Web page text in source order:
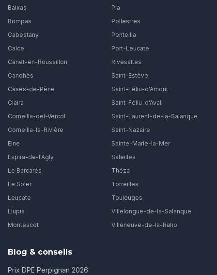
Baixas
Bompas
Cabestany
Calce
Canet-en-Roussillon
Canohès
Cases-de-Pène
Claira
Corneilla-del-Vercol
Corneilla-la-Rivière
Elne
Espira-de-l'Agly
Le Barcarès
Le Soler
Leucate
Llupia
Montescot
Pia
Pollestres
Ponteilla
Port-Leucate
Rivesaltes
Saint-Estève
Saint-Féliu-d'Amont
Saint-Féliu-d'Avall
Saint-Laurent-de-la-Salanque
Saint-Nazaire
Sainte-Marie-la-Mer
Saleilles
Théza
Torreilles
Toulouges
Villelongue-de-la-Salanque
Villeneuve-de-la-Raho
Blog & conseils
Prix DPE Perpignan 2026